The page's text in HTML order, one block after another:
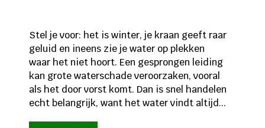
Stel je voor: het is winter, je kraan geeft raar
geluid en ineens zie je water op plekken
waar het niet hoort. Een gesprongen leiding
kan grote waterschade veroorzaken, vooral
als het door vorst komt. Dan is snel handelen
echt belangrijk, want het water vindt altijd...